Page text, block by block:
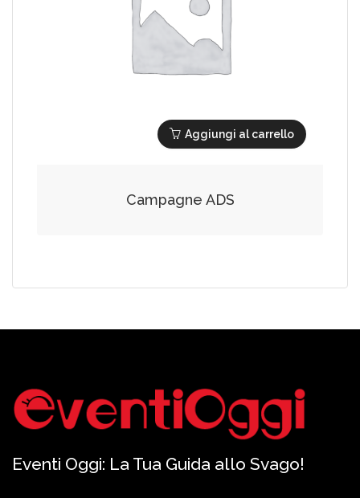
Aggiungi al carrello
Campagne ADS
Eventi Oggi: La Tua Guida allo Svago!